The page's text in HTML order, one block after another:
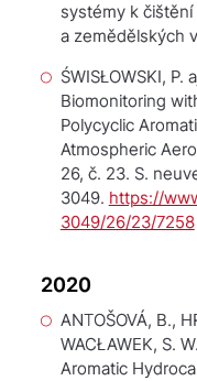
systémy k
a zemědělských
ŚWISŁOWSKI,
Biomonitoring
Polycyclic
Atmospheric
26, č. 23. S.
3049. https://
3049/26/23/7258
2020
ANTOŠOVÁ, B.,
WACŁAWEK, S.
Aromatic